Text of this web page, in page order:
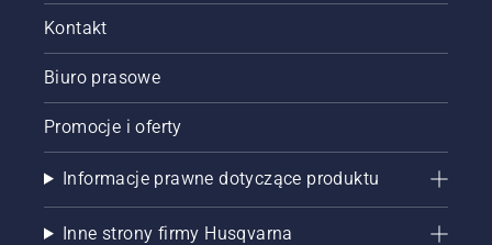
Kontakt
Biuro prasowe
Promocje i oferty
Informacje prawne dotyczące produktu
Inne strony firmy Husqvarna